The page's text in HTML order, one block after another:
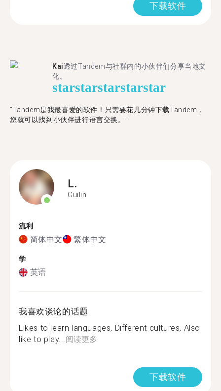
下载软件
Kai透过Tandem与社群内的小伙伴们分享当地文
化。
starstarstarstarstar
"Tandem是我最喜爱的软件！只需要花几分钟下载Tandem，
您就可以找到小伙伴进行语言交换。"
L.
Guilin
流利
简体中文 繁体中文
学
英语
我喜欢谈论的话题
Likes to learn languages, Different cultures, Also
like to play...阅读更多
下载软件